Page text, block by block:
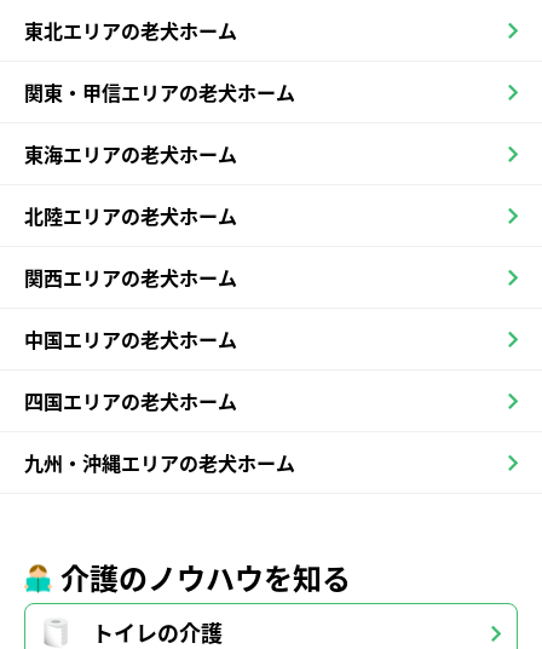
東北エリアの老犬ホーム
関東・甲信エリアの老犬ホーム
東海エリアの老犬ホーム
北陸エリアの老犬ホーム
関西エリアの老犬ホーム
中国エリアの老犬ホーム
四国エリアの老犬ホーム
九州・沖縄エリアの老犬ホーム
介護のノウハウを知る
トイレの介護